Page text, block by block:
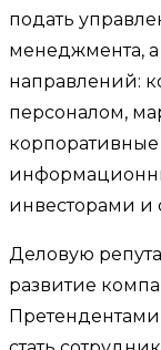
подать
менеджмента,
направлений:
персоналом,
корпоративные
инвесторами и
Деловую
развитие
Претендентами